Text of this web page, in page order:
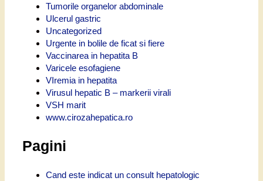
Tumorile organelor abdominale
Ulcerul gastric
Uncategorized
Urgente in bolile de ficat si fiere
Vaccinarea in hepatita B
Varicele esofagiene
VIremia in hepatita
Virusul hepatic B – markerii virali
VSH marit
www.cirozahepatica.ro
Pagini
Cand este indicat un consult hepatologic